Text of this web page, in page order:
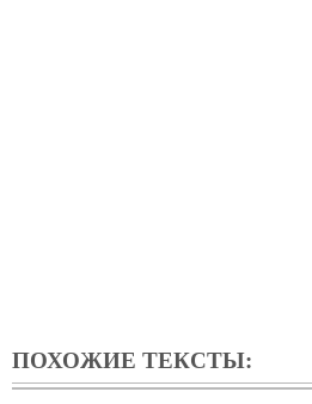
ПОХОЖИЕ ТЕКСТЫ: